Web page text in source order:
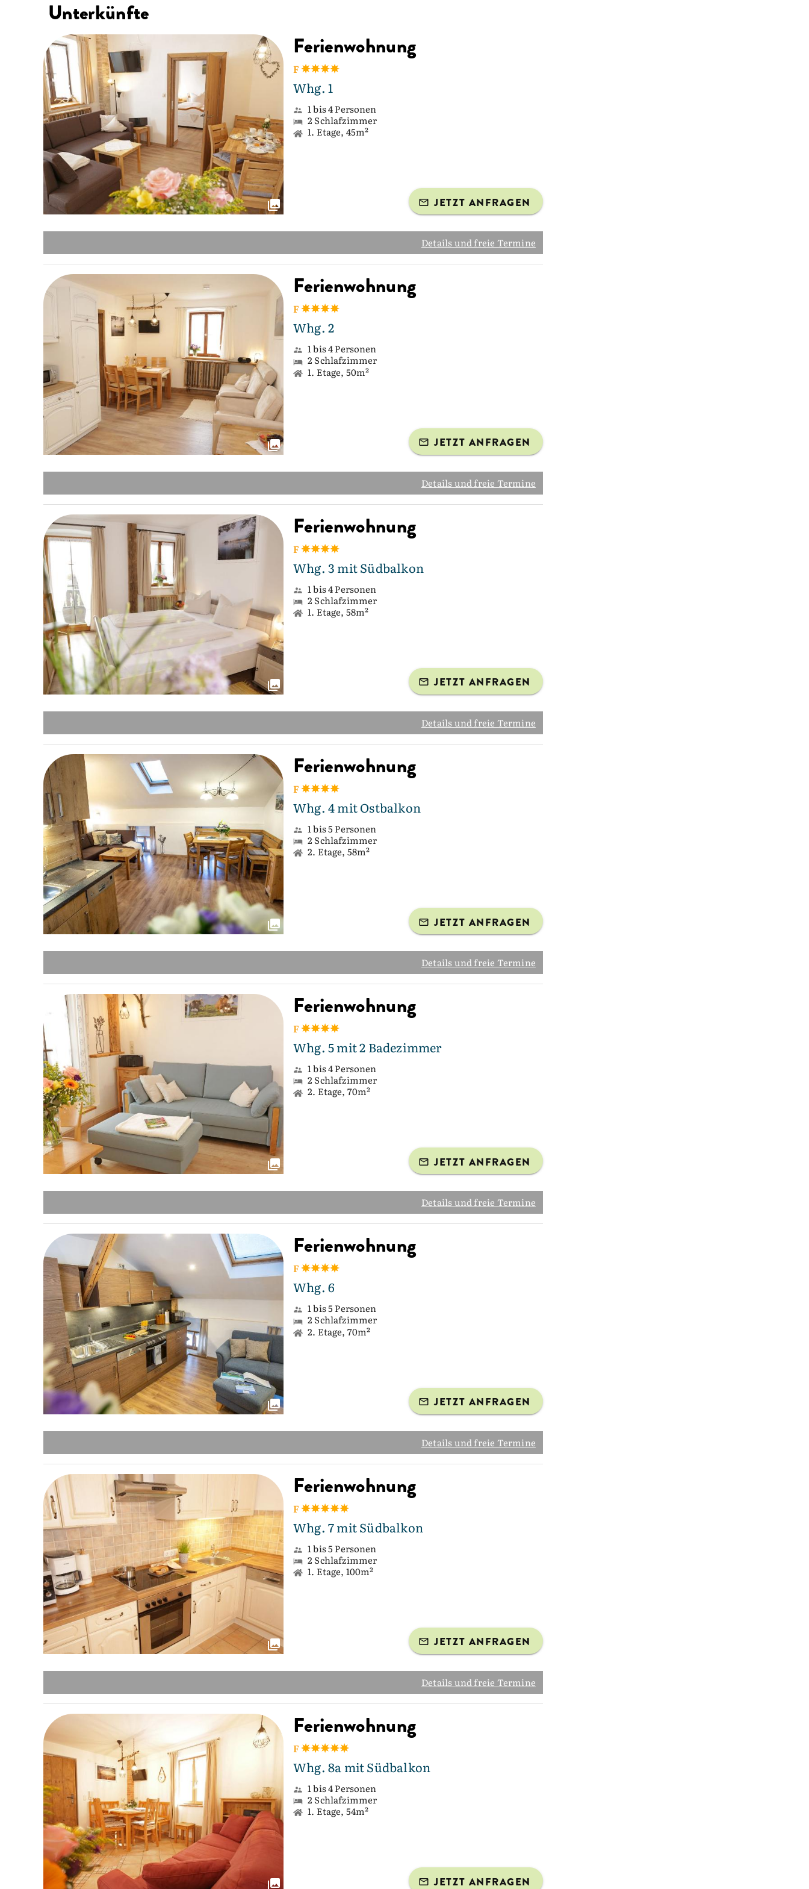
Unterkünfte
Ferienwohnung
F
Whg. 1
1 bis 4 Personen
2 Schlafzimmer
1. Etage, 45m²
JETZT ANFRAGEN
Details und freie Termine
Ferienwohnung
F
Whg. 2
1 bis 4 Personen
2 Schlafzimmer
1. Etage, 50m²
JETZT ANFRAGEN
Details und freie Termine
Ferienwohnung
F
Whg. 3 mit Südbalkon
1 bis 4 Personen
2 Schlafzimmer
1. Etage, 58m²
JETZT ANFRAGEN
Details und freie Termine
Ferienwohnung
F
Whg. 4 mit Ostbalkon
1 bis 5 Personen
2 Schlafzimmer
2. Etage, 58m²
JETZT ANFRAGEN
Details und freie Termine
Ferienwohnung
F
Whg. 5 mit 2 Badezimmer
1 bis 4 Personen
2 Schlafzimmer
2. Etage, 70m²
JETZT ANFRAGEN
Details und freie Termine
Ferienwohnung
F
Whg. 6
1 bis 5 Personen
2 Schlafzimmer
2. Etage, 70m²
JETZT ANFRAGEN
Details und freie Termine
Ferienwohnung
F
Whg. 7 mit Südbalkon
1 bis 5 Personen
2 Schlafzimmer
1. Etage, 100m²
JETZT ANFRAGEN
Details und freie Termine
Ferienwohnung
F
Whg. 8a mit Südbalkon
1 bis 4 Personen
2 Schlafzimmer
1. Etage, 54m²
JETZT ANFRAGEN